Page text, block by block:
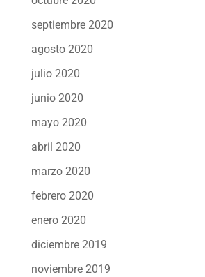
septiembre 2020
agosto 2020
julio 2020
junio 2020
mayo 2020
abril 2020
marzo 2020
febrero 2020
enero 2020
diciembre 2019
noviembre 2019